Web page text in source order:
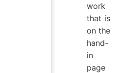
work
that is
on the
hand-
in
page